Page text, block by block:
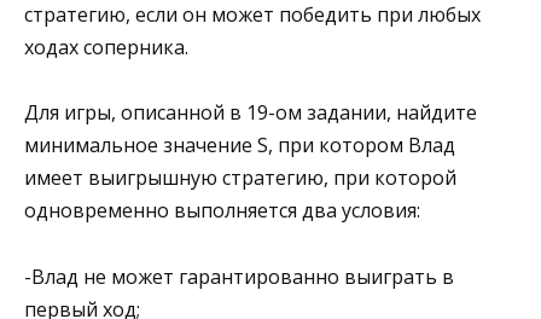
стратегию, если он может победить при любых
ходах соперника.
Для игры, описанной в 19-ом задании, найдите
минимальное значение S, при котором Влад
имеет выигрышную стратегию, при которой
одновременно выполняется два условия:
-Влад не может гарантированно выиграть в
первый ход;